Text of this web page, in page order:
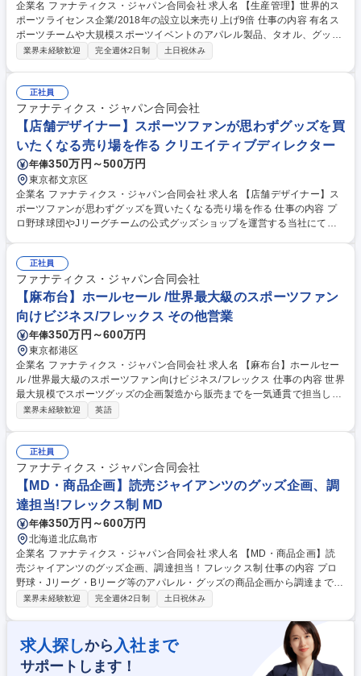
企業名 ファナティクス・ジャパン合同会社 求人名 【生産管理】世界的ス
ポーツライセンス企業/2018年の設立以来売り上げ9倍 仕事の内容 有名ス
ポーツチームや大規模スポーツイベントのアパレル製品、タオル、グッズ
等を中心とした生産管理を中心に幅広い業務に携わっていただきます。
ロ野球、Jリーグ、Bリーグ公式サプライヤーとしての販売用レプリカユニ
フォーム/プロ野球、Jリーグ、Bリーグなどのアパレル製品、グッズ全般/T
シャツ、パーカーを中心とした二次加工(プリントや刺繍）/海外アパレル
商品、グッズ 募集職種 【生産管理】世界的スポーツライセンス企業/2018
年の設立以来売り上げ9倍
業界未経験歓迎 完全週休2日制 土日祝休み
正社員
ファナティクス・ジャパン合同会社
【店舗デザイナー】スポーツファンが思わずグッズを買
いたくなる売り場を作る クリエイティブディレクター
年俸350万円～500万円
東京都文京区
企業名 ファナティクス・ジャパン合同会社 求人名 【店舗デザイナー】ス
ポーツファンが思わずグッズを買いたくなる売り場を作る 仕事の内容 プ
ロ野球球団やJリーグチームの公式グッズショップを運営する当社にて、
プストア、イベント会場等において、店頭POP、ポスター、サイネージ、
キャンペーンビジュアル、イベント掲出物等のデザインをお任せします。
■店頭POP、ポスター、WEB・SNS用のビジュアル制作 ■各チーム等の規
定に沿ったデザイン展開 ■売場導線を意識した販促物の企画、社内連携 ■
入稿データ作成、外部会社への発注や進行管理 ■現場の要望に応じた修正
や量産、大型イベント対応 募集職種 【店舗デザイナー】スポーツファン
が思わずグッズを買いたくなる売り場を作る
正社員
ファナティクス・ジャパン合同会社
【麻布台】ホールセール /世界最大級のスポーツファン
向けビジネス/フレックス その他営業
年俸350万円～600万円
東京都港区
企業名 ファナティクス・ジャパン合同会社 求人名 【麻布台】ホールセー
ル /世界最大級のスポーツファン向けビジネス/フレックス 仕事の内容 世界
最大規模でスポーツグッズの企画製造から販売までを一気通貫で担当して
いる当社にて、小売店やイベント会場などの外部取引先へ各プロチーム公
調整、進行管理 ■受発注と在庫最適化：データ入力、出荷指示、物流や各
部門と連携したチャネル別の最適な供給と在庫の調整 ■分析と販売促進：
売上や在庫の集計と動向分析、それに基づく追加提案や在庫消化施策の立
案、レポート作成 ■連携と業務改善：特性に応じた供給体制構築、トラブ
ル原因の究明と再発防止、受発注等の業務フローの改善 募集職種 【麻布
台】ホールセール /世界最大級のスポーツファン向けビジネス/フレックス
業界未経験歓迎 英語
正社員
ファナティクス・ジャパン合同会社
【MD・商品企画】読売ジャイアンツのグッズ企画、調
達担当!フレックス制 MD
年俸350万円～600万円
北海道北広島市
企業名 ファナティクス・ジャパン合同会社 求人名 【MD・商品企画】読
売ジャイアンツのグッズ企画、調達担当！フレックス制 仕事の内容 プロ
野球・Jリーグ・Bリーグ等のアパレル・グッズの商品企画から調達まで一
貫して担当。売上データ分析による販売予測、MDプラン立案、在庫管理
ズやアパレルの商品企画・発注、売上データ分析・販売予測をもとにした
PDCAの実行、チームやイベントに応じたMD（商品投入）プランの立
案、在庫・納品管理など販売までの全体管理、新たなカテゴリやチーム商
材など新規取扱商品の開拓を行います。 【業務内容の変更範囲】当社の指
業界未経験歓迎 完全週休2日制 土日祝休み
求人探しから 入社まで
サポートします！